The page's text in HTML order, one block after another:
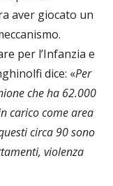
aver giocato un
per l’Infanzia e
dice: «Per
che ha 62.000
carico come area
circa 90 sono
violenza